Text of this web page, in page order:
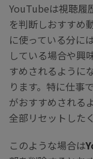
YouTubeは視聴履
を判断しおすすめ
に使っている分に
している場合や興
すめされるように
ります。特に仕事
がおすすめされる
全部リセットした
このような場合は